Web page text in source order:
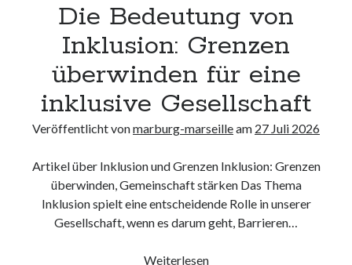
Die Bedeutung von
Inklusion: Grenzen
überwinden für eine
inklusive Gesellschaft
Veröffentlicht vonmarburg-marseilleam 27 Juli 2026
Artikel über Inklusion und Grenzen Inklusion: Grenzen
überwinden, Gemeinschaft stärken Das Thema
Inklusion spielt eine entscheidende Rolle in unserer
Gesellschaft, wenn es darum geht, Barrieren…
WeiterlesenDie